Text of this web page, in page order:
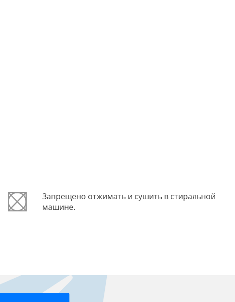
Запрещено отжимать и сушить в стиральной
машине.